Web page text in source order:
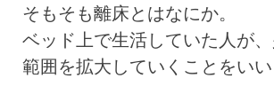
そもそも離床とはなにか。
ベッド上で生活していた人が
範囲を拡大していくことをいい